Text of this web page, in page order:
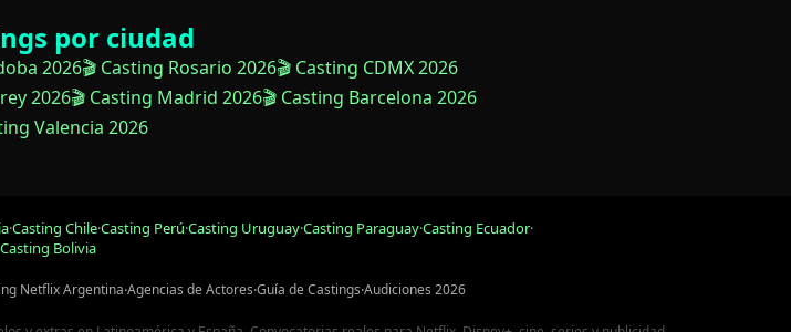
por ciudad
2026🎬 Casting Rosario 2026🎬 Casting CDMX 2026
2026🎬 Casting Madrid 2026🎬 Casting Barcelona 2026
Valencia 2026
·Casting Chile·Casting Perú·Casting Uruguay·Casting Paraguay·Casting Ecuador·
Casting Bolivia
Netflix Argentina·Agencias de Actores·Guía de Castings·Audiciones 2026